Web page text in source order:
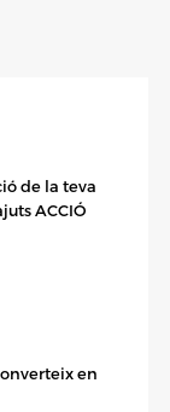
de la teva
ACCIÓ
en